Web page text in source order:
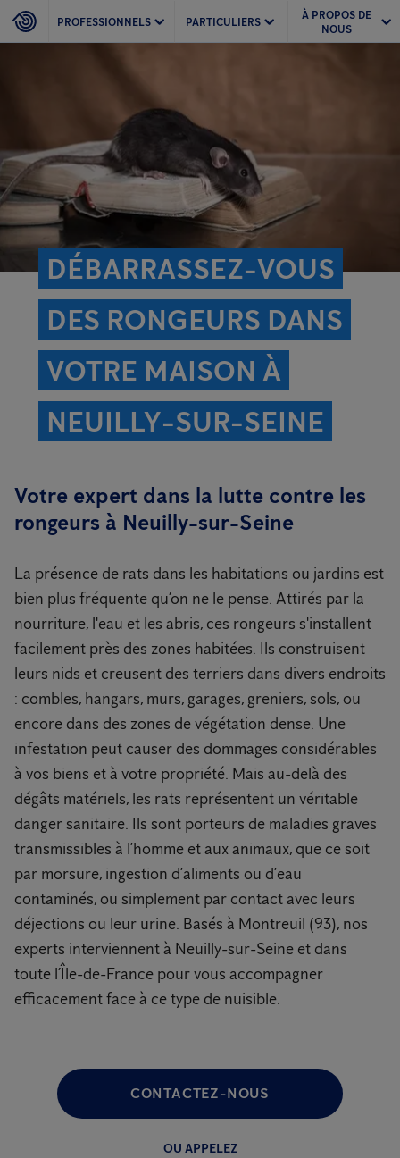
PROFESSIONNELS PARTICULIERS
À PROPOS DE
NOUS
DÉBARRASSEZ-VOUS
DES RONGEURS DANS
VOTRE MAISON À
NEUILLY-SUR-SEINE
Votre expert dans la lutte contre les
rongeurs à Neuilly-sur-Seine
La présence de rats dans les habitations ou jardins est
bien plus fréquente qu’on ne le pense. Attirés par la
nourriture, l'eau et les abris, ces rongeurs s'installent
facilement près des zones habitées. Ils construisent
leurs nids et creusent des terriers dans divers endroits
: combles, hangars, murs, garages, greniers, sols, ou
encore dans des zones de végétation dense. Une
infestation peut causer des dommages considérables
à vos biens et à votre propriété. Mais au-delà des
dégâts matériels, les rats représentent un véritable
danger sanitaire. Ils sont porteurs de maladies graves
transmissibles à l’homme et aux animaux, que ce soit
par morsure, ingestion d’aliments ou d’eau
contaminés, ou simplement par contact avec leurs
déjections ou leur urine. Basés à Montreuil (93), nos
experts interviennent à Neuilly-sur-Seine et dans
toute l’Île-de-France pour vous accompagner
efficacement face à ce type de nuisible.
CONTACTEZ-NOUS
OU APPELEZ